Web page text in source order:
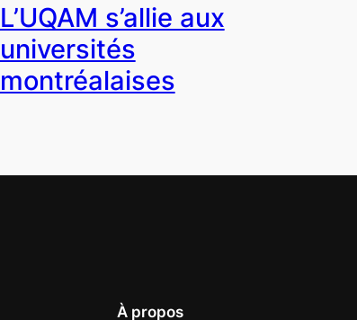
L’UQAM s’allie aux
universités
montréalaises
À propos